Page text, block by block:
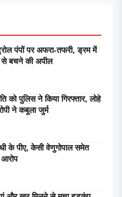
पंपों पर अफरा-तफरी, ड्रम में
से बचने की अपील
को पुलिस ने किया गिरफ्तार, लोहे
ने कबूला जुर्म
के पीए, केसी वेणुगोपाल समेत